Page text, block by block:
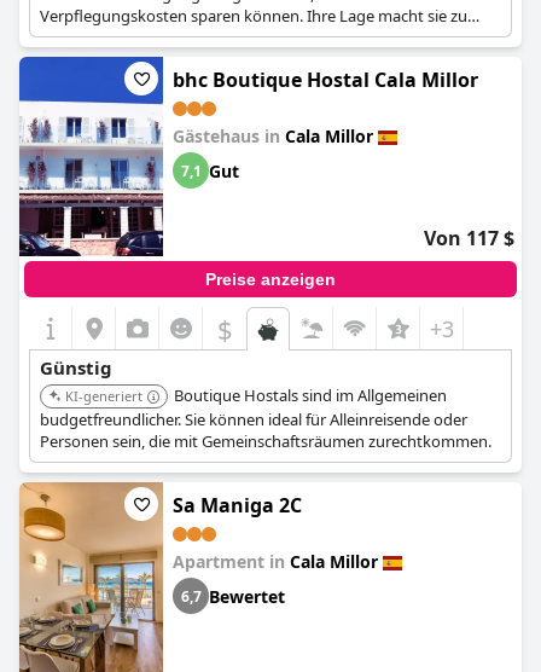
Verpflegungskosten sparen können. Ihre Lage macht sie zu
einer bequemen und budgetfreundlichen Option.
bhc Boutique Hostal Cala Millor
Gästehaus in Cala Millor
7,1 Gut
Von 117 $
Preise anzeigen
$ +3
Günstig
KI-generiert
Boutique Hostals sind im Allgemeinen
budgetfreundlicher. Sie können ideal für Alleinreisende oder
Personen sein, die mit Gemeinschaftsräumen zurechtkommen.
Sa Maniga 2C
Apartment in Cala Millor
6,7 Bewertet